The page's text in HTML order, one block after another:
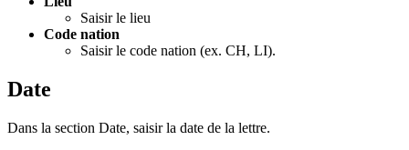
Saisir le lieu
Code nation
Saisir le code nation (ex. CH, LI).
Date
Dans la section Date, saisir la date de la lettre.